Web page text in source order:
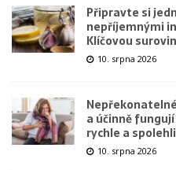
Připravte si
nepříjemnými
Klíčovou
10. srpna 2026
a účinně
rychle a
10. srpna 2026